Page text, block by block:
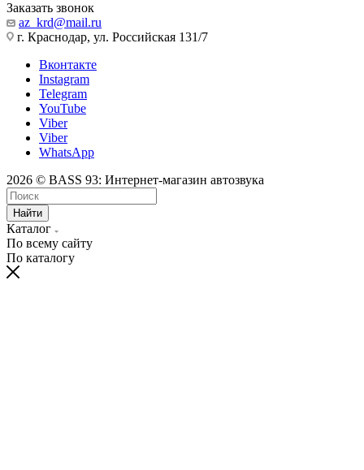
Заказать звонок
az_krd@mail.ru
г. Краснодар, ул. Российская 131/7
Вконтакте
Instagram
Telegram
YouTube
Viber
Viber
WhatsApp
2026 © BASS 93: Интернет-магазин автозвука
Найти
Каталог
По всему сайту
По каталогу